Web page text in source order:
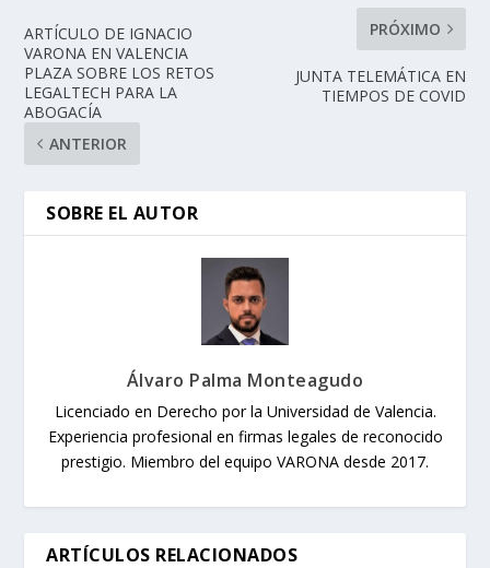
ARTÍCULO DE IGNACIO
VARONA EN VALENCIA
PLAZA SOBRE LOS RETOS
LEGALTECH PARA LA
ABOGACÍA
ANTERIOR
PRÓXIMO
JUNTA TELEMÁTICA EN
TIEMPOS DE COVID
SOBRE EL AUTOR
Álvaro Palma Monteagudo
Licenciado en Derecho por la Universidad de Valencia.
Experiencia profesional en firmas legales de reconocido
prestigio. Miembro del equipo VARONA desde 2017.
ARTÍCULOS RELACIONADOS